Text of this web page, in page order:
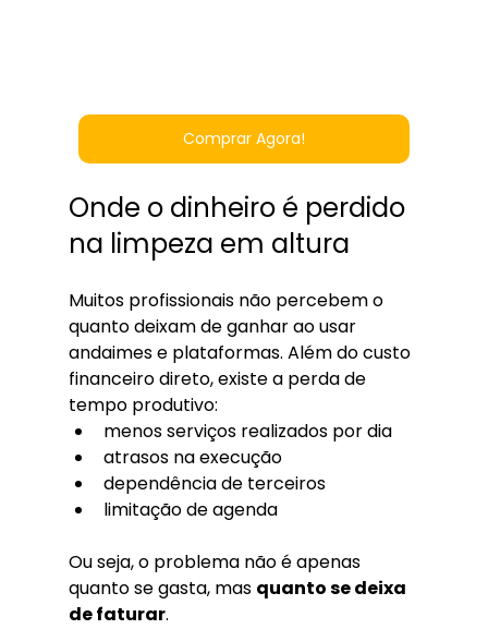
Comprar Agora!
Onde o dinheiro é perdido
na limpeza em altura
Muitos profissionais não percebem o
quanto deixam de ganhar ao usar
andaimes e plataformas. Além do custo
financeiro direto, existe a perda de
tempo produtivo:
menos serviços realizados por dia
atrasos na execução
dependência de terceiros
limitação de agenda
Ou seja, o problema não é apenas
quanto se gasta, mas quanto se deixa
de faturar.